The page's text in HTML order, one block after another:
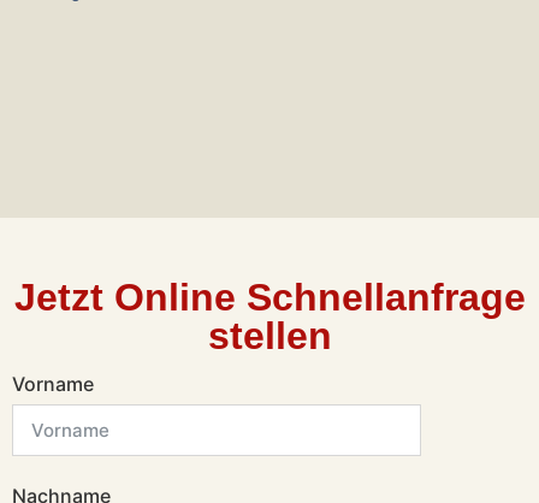
Jetzt Online Schnellanfrage
stellen
Vorname
Nachname